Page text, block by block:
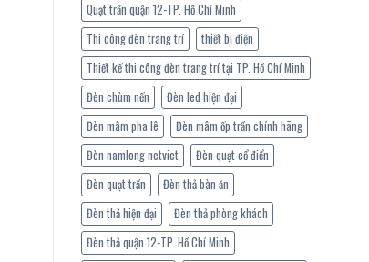
Quạt trần quận 12-TP. Hồ Chí Minh
Thi công đèn trang trí
thiết bị điện
Thiết kế thi công đèn trang trí tại TP. Hồ Chí Minh
Đèn chùm nến
Đèn led hiện đại
Đèn mâm pha lê
Đèn mâm ốp trần chính hãng
Đèn namlong netviet
Đèn quạt cổ điển
Đèn quạt trần
Đèn thả bàn ăn
Đèn thả hiện đại
Đèn thả phòng khách
Đèn thả quận 12-TP. Hồ Chí Minh